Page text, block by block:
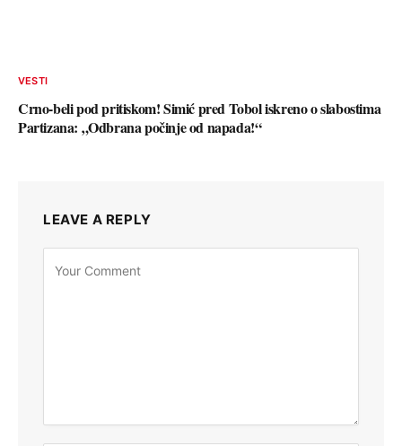
VESTI
Crno-beli pod pritiskom! Simić pred Tobol iskreno o slabostima
Partizana: „Odbrana počinje od napada!“
LEAVE A REPLY